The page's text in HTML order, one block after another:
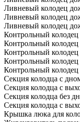
Ливневый колодец
Ливневый колодец
Ливневый колодец
Контрольный колодец
Контрольный колодец
Контрольный колодец
Контрольный колодец
Контрольный колодец
Секция колодца с
Секция колодца с
Секция колодца без
Секция колодца с
Крышка люка для